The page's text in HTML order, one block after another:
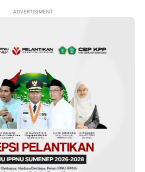
ADVERTISIMENT